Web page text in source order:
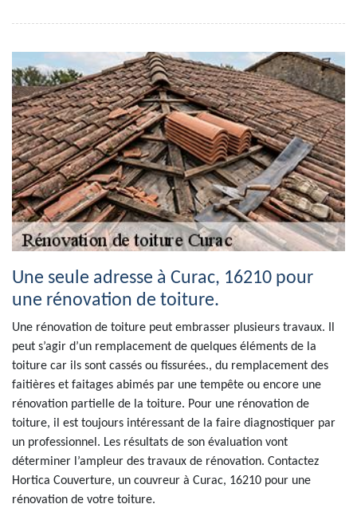
Une seule adresse à Curac, 16210 pour
une rénovation de toiture.
Une rénovation de toiture peut embrasser plusieurs travaux. Il
peut s’agir d’un remplacement de quelques éléments de la
toiture car ils sont cassés ou fissurées., du remplacement des
faitières et faitages abimés par une tempête ou encore une
rénovation partielle de la toiture. Pour une rénovation de
toiture, il est toujours intéressant de la faire diagnostiquer par
un professionnel. Les résultats de son évaluation vont
déterminer l’ampleur des travaux de rénovation. Contactez
Hortica Couverture, un couvreur à Curac, 16210 pour une
rénovation de votre toiture.